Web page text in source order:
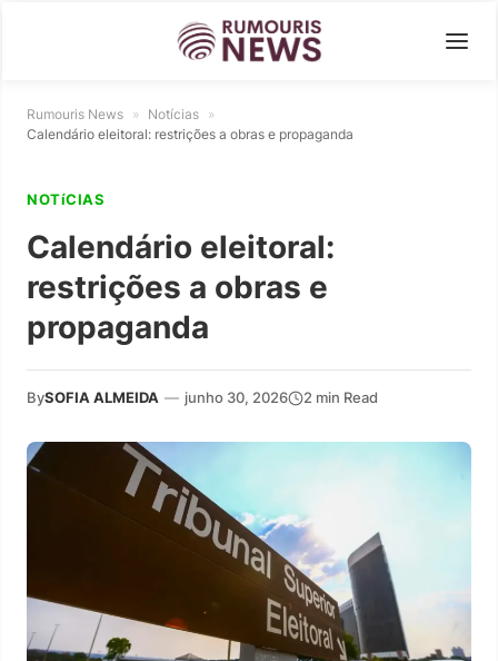
Rumouris News » Notícias »
Calendário eleitoral: restrições a obras e propaganda
NOTíCIAS
Calendário eleitoral:
restrições a obras e
propaganda
BySOFIA ALMEIDA — junho 30, 2026 2 min Read